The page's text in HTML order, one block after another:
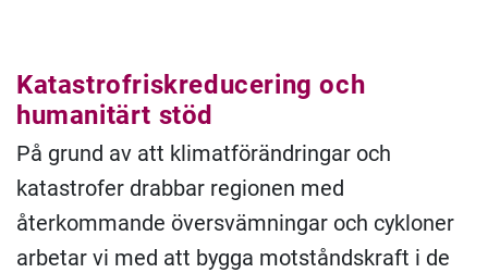
Katastrofriskreducering och
humanitärt stöd
På grund av att klimatförändringar och
katastrofer drabbar regionen med
återkommande översvämningar och cykloner
arbetar vi med att bygga motståndskraft i de